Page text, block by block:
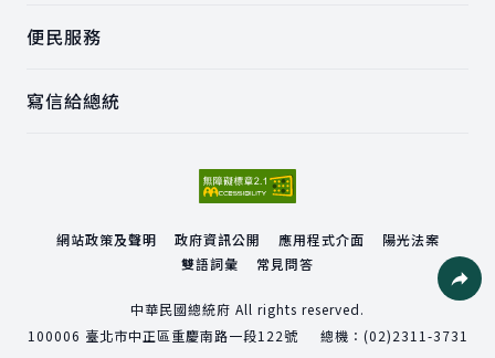
便民服務
寫信給總統
網站政策及聲明 政府資訊公開 應用程式介面
陽光法案
雙語詞彙
常見問答
中華民國總統府 All rights reserved.
100006 臺北市中正區重慶南路一段122號 總機： (02)2311-3731